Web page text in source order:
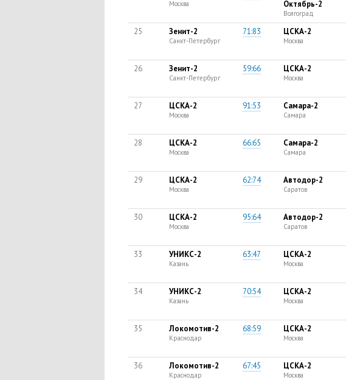
Москва
Октябрь-2
Волгоград
25
Зенит-2
Санкт-Петербург
71:83 ЦСКА-2
Москва
26
Зенит-2
Санкт-Петербург
59:66 ЦСКА-2
Москва
27
ЦСКА-2
Москва
91:53 Самара-2
Самара
28
ЦСКА-2
Москва
66:65 Самара-2
Самара
29
ЦСКА-2
Москва
62:74 Автодор-2
Саратов
30
ЦСКА-2
Москва
95:64 Автодор-2
Саратов
33
УНИКС-2
Казань
63:47 ЦСКА-2
Москва
34
УНИКС-2
Казань
70:54 ЦСКА-2
Москва
35
Локомотив-2
Краснодар
68:59 ЦСКА-2
Москва
36
Локомотив-2
Краснодар
67:45 ЦСКА-2
Москва